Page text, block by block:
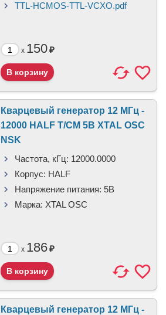
TTL-HCMOS-TTL-VCXO.pdf
x 150₽
Кварцевый генератор 12 МГц -
12000 HALF T/CM 5В XTAL OSC
NSK
Частота, кГц: 12000.0000
Корпус: HALF
Напряжение питания: 5В
Марка: XTAL OSC
x 186₽
Кварцевый генератор 12 МГц -